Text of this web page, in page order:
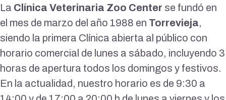
La Clínica Veterinaria Zoo Center se fundó en
el mes de marzo del año 1988 en Torrevieja,
siendo la primera Clínica abierta al público con
horario comercial de lunes a sábado, incluyendo 3
horas de apertura todos los domingos y festivos.
En la actualidad, nuestro horario es de 9:30 a